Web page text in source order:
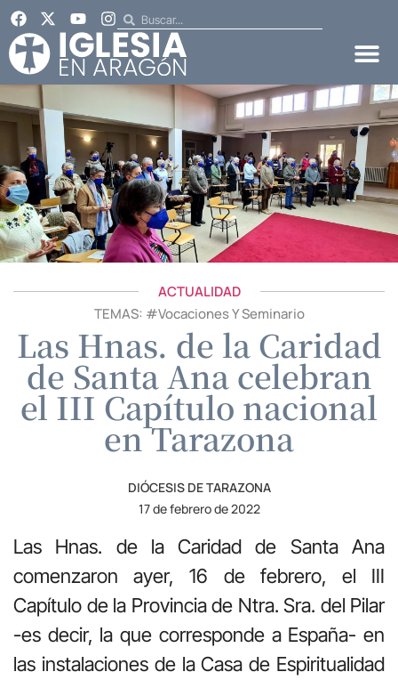
ACTUALIDAD
TEMAS: #Vocaciones Y Seminario
Las Hnas. de la Caridad
de Santa Ana celebran
el III Capítulo nacional
en Tarazona
DIÓCESIS DE TARAZONA
17 de febrero de 2022
Las Hnas. de la Caridad de Santa Ana
comenzaron ayer, 16 de febrero, el III
Capítulo de la Provincia de Ntra. Sra. del Pilar
-es decir, la que corresponde a España- en
las instalaciones de la Casa de Espiritualidad